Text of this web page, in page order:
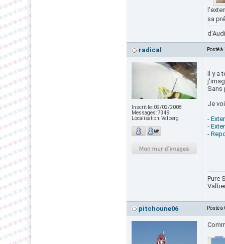
sa
radical Posté
Inscrit le: 09/02/2008
Messages:7349
Localisation:Valberg
Il y a
Sans
Je
-
-
-
Pure
pitchoune06 Posté